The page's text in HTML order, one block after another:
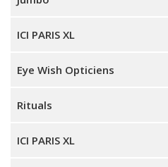
ICI PARIS XL
Eye Wish Opticiens
Rituals
ICI PARIS XL